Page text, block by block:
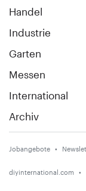
Handel
Industrie
Garten
Messen
International
Archiv
Jobangebote
diyinternational.com